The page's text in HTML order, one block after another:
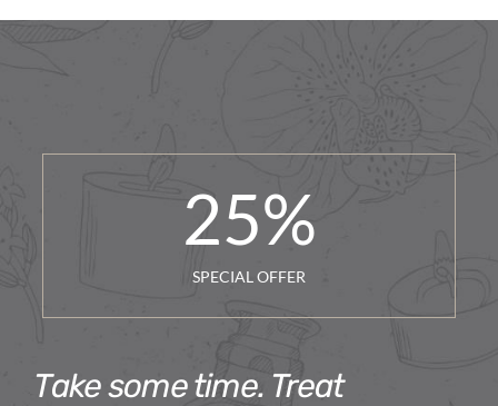
25%
SPECIAL OFFER
Take some time. Treat